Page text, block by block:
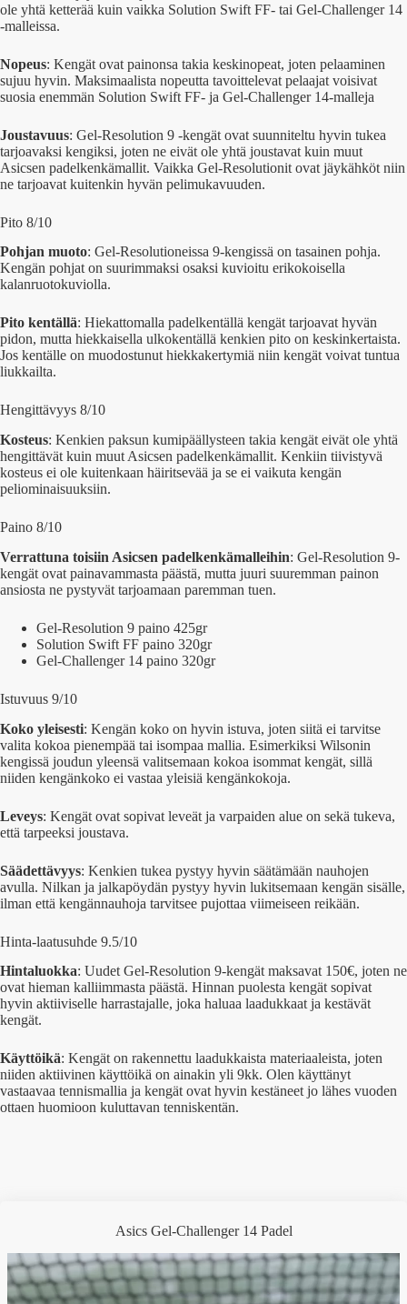
ole yhtä ketterää kuin vaikka Solution Swift FF- tai Gel-Challenger 14
-malleissa.
Nopeus: Kengät ovat painonsa takia keskinopeat, joten pelaaminen
sujuu hyvin. Maksimaalista nopeutta tavoittelevat pelaajat voisivat
suosia enemmän Solution Swift FF- ja Gel-Challenger 14-malleja
Joustavuus: Gel-Resolution 9 -kengät ovat suunniteltu hyvin tukea
tarjoavaksi kengiksi, joten ne eivät ole yhtä joustavat kuin muut
Asicsen padelkenkämallit. Vaikka Gel-Resolutionit ovat jäykähköt niin
ne tarjoavat kuitenkin hyvän pelimukavuuden.
Pito 8/10
Pohjan muoto: Gel-Resolutioneissa 9-kengissä on tasainen pohja.
Kengän pohjat on suurimmaksi osaksi kuvioitu erikokoisella
kalanruotokuviolla.
Pito kentällä: Hiekattomalla padelkentällä kengät tarjoavat hyvän
pidon, mutta hiekkaisella ulkokentällä kenkien pito on keskinkertaista.
Jos kentälle on muodostunut hiekkakertymiä niin kengät voivat tuntua
liukkailta.
Hengittävyys 8/10
Kosteus: Kenkien paksun kumipäällysteen takia kengät eivät ole yhtä
hengittävät kuin muut Asicsen padelkenkämallit. Kenkiin tiivistyvä
kosteus ei ole kuitenkaan häiritsevää ja se ei vaikuta kengän
peliominaisuuksiin.
Paino 8/10
Verrattuna toisiin Asicsen padelkenkämalleihin: Gel-Resolution 9-
kengät ovat painavammasta päästä, mutta juuri suuremman painon
ansiosta ne pystyvät tarjoamaan paremman tuen.
Gel-Resolution 9 paino 425gr
Solution Swift FF paino 320gr
Gel-Challenger 14 paino 320gr
Istuvuus 9/10
Koko yleisesti: Kengän koko on hyvin istuva, joten siitä ei tarvitse
valita kokoa pienempää tai isompaa mallia. Esimerkiksi Wilsonin
kengissä joudun yleensä valitsemaan kokoa isommat kengät, sillä
niiden kengänkoko ei vastaa yleisiä kengänkokoja.
Leveys: Kengät ovat sopivat leveät ja varpaiden alue on sekä tukeva,
että tarpeeksi joustava.
Säädettävyys: Kenkien tukea pystyy hyvin säätämään nauhojen
avulla. Nilkan ja jalkapöydän pystyy hyvin lukitsemaan kengän sisälle,
ilman että kengännauhoja tarvitsee pujottaa viimeiseen reikään.
Hinta-laatusuhde 9.5/10
Hintaluokka: Uudet Gel-Resolution 9-kengät maksavat 150€, joten ne
ovat hieman kalliimmasta päästä. Hinnan puolesta kengät sopivat
hyvin aktiiviselle harrastajalle, joka haluaa laadukkaat ja kestävät
kengät.
Käyttöikä: Kengät on rakennettu laadukkaista materiaaleista, joten
niiden aktiivinen käyttöikä on ainakin yli 9kk. Olen käyttänyt
vastaavaa tennismallia ja kengät ovat hyvin kestäneet jo lähes vuoden
ottaen huomioon kuluttavan tenniskentän.
Asics Gel-Challenger 14 Padel